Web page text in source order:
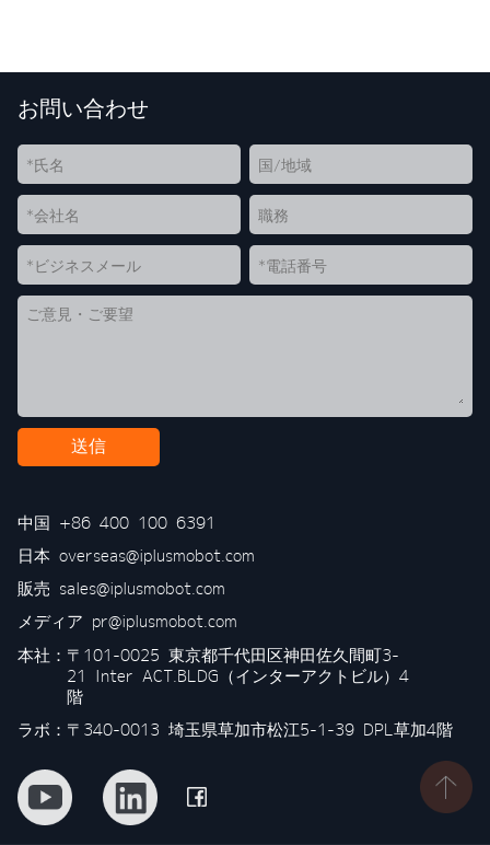
お問い合わせ
送信
中国 +86 400 100 6391
日本 overseas@iplusmobot.com
販売 sales@iplusmobot.com
メディア pr@iplusmobot.com
本社： 〒101-0025 東京都千代田区神田佐久間町3-
21 Inter ACT.BLDG（インターアクトビル）4
階
ラボ：〒340-0013 埼玉県草加市松江5-1-39 DPL草加4階